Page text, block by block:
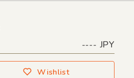
---- JPY
Wishlist